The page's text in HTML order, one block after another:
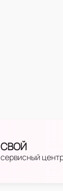
СВОЙ
сервисный